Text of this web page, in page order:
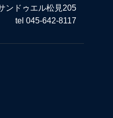
ンドゥエル松見205
tel 045-642-8117